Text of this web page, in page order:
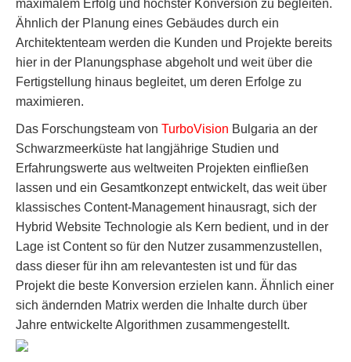
maximalem Erfolg und höchster Konversion zu begleiten.
Ähnlich der Planung eines Gebäudes durch ein
Architektenteam werden die Kunden und Projekte bereits
hier in der Planungsphase abgeholt und weit über die
Fertigstellung hinaus begleitet, um deren Erfolge zu
maximieren.
Das Forschungsteam von TurboVision Bulgaria an der
Schwarzmeerküste hat langjährige Studien und
Erfahrungswerte aus weltweiten Projekten einfließen
lassen und ein Gesamtkonzept entwickelt, das weit über
klassisches Content-Management hinausragt, sich der
Hybrid Website Technologie als Kern bedient, und in der
Lage ist Content so für den Nutzer zusammenzustellen,
dass dieser für ihn am relevantesten ist und für das
Projekt die beste Konversion erzielen kann. Ähnlich einer
sich ändernden Matrix werden die Inhalte durch über
Jahre entwickelte Algorithmen zusammengestellt.